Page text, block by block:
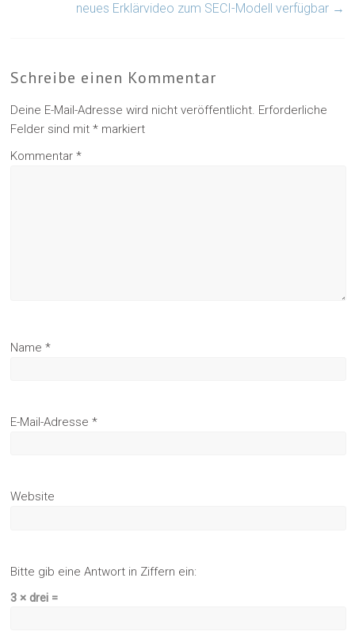
neues Erklärvideo zum SECI-Modell verfügbar →
Schreibe einen Kommentar
Deine E-Mail-Adresse wird nicht veröffentlicht. Erforderliche
Felder sind mit* markiert
Kommentar*
Name*
E-Mail-Adresse*
Website
Bitte gib eine Antwort in Ziffern ein:
3 × drei =